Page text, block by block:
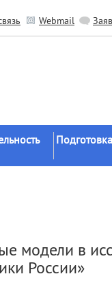
Webmail
советы
Целевое
модели в
России»